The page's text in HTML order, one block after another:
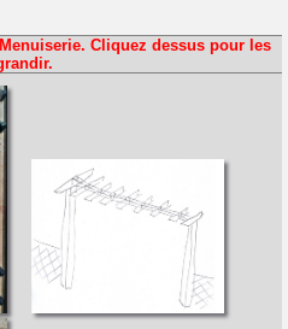
Cliquez dessus pour les